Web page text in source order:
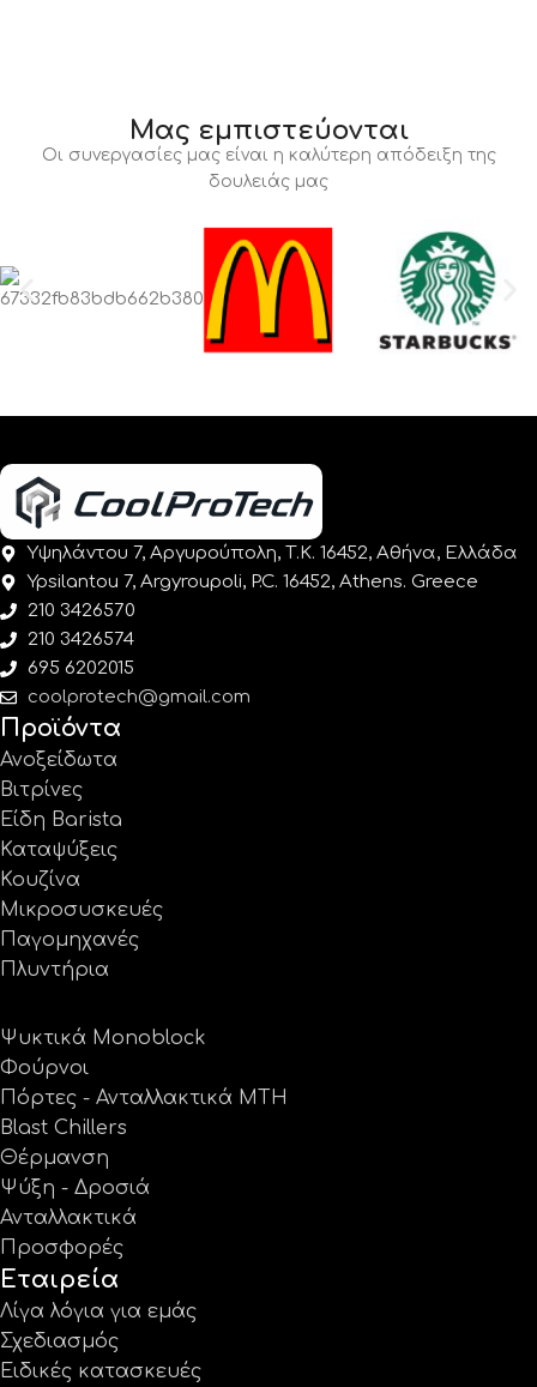
Μας εμπιστεύονται
Οι συνεργασίες μας είναι η καλύτερη απόδειξη της
δουλειάς μας
Υψηλάντου 7, Αργυρούπολη, Τ.Κ. 16452, Αθήνα, Ελλάδα
Ypsilantou 7, Argyroupoli, P.C. 16452, Athens. Greece
210 3426570
210 3426574
695 6202015
coolprotech@gmail.com
Προϊόντα
Ανοξείδωτα
Βιτρίνες
Είδη Barista
Καταψύξεις
Κουζίνα
Μικροσυσκευές
Παγομηχανές
Πλυντήρια
Ψυκτικά Monoblock
Φούρνοι
Πόρτες - Ανταλλακτικά MTH
Blast Chillers
Θέρμανση
Ψύξη - Δροσιά
Ανταλλακτικά
Προσφορές
Εταιρεία
Λίγα λόγια για εμάς
Σχεδιασμός
Ειδικές κατασκευές